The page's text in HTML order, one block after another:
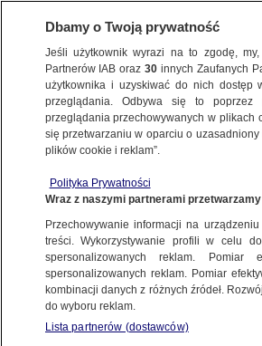
BIZNES
ZE ŚWIATA
Street"
13.06.2025, 13:40
Udostępnij
Dbamy o Twoją prywatność
Jeśli użytkownik wyrazi na to zgodę,
Partnerów IAB oraz30 innych Zaufanych
użytkownika i uzyskiwać do nich dostęp
przeglądania. Odbywa się to poprzez
przeglądania przechowywanych w plikach
się przetwarzaniu w oparciu o
plików cookie i reklam”.
Polityka Prywatności
Wraz z naszymi partnerami
Przechowywanie informacji na
treści. Wykorzystywanie profili w celu
spersonalizowanych reklam.
spersonalizowanych reklam. Pomiar
kombinacji danych z różnych źródeł.
do wyboru reklam.
Lista partnerów (dostawców)